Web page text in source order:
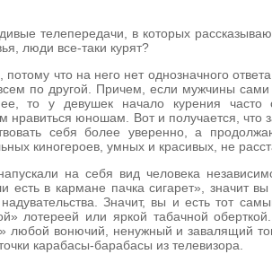
телепередачи, в которых
люди все-таки курят?
потому что на него нет однозначного
по другой. Причем, если мужчины сами
то у девушек начало курения часто
юношам. Вот и получается, что
себя более уверенно, а
киногероев, умных и красивых, не
на себя вид человека
в кармане пачка сигарет», значит вы
Значит, вы и есть тот
лотереей или яркой табачной
любой вонючий, ненужный и завалящий
карабасы-барабасы из телевизора.